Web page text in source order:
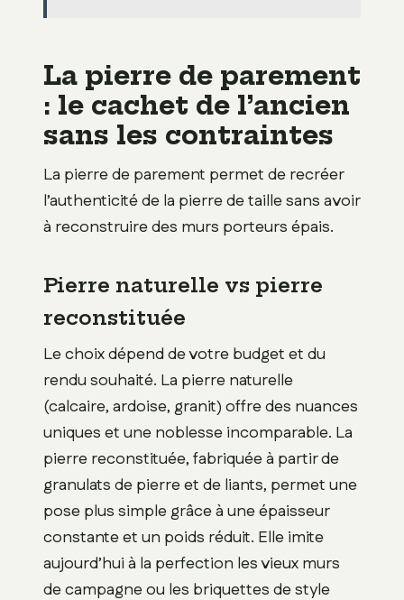
La pierre de parement
: le cachet de l’ancien
sans les contraintes
La pierre de parement permet de recréer
l’authenticité de la pierre de taille sans avoir
à reconstruire des murs porteurs épais.
Pierre naturelle vs pierre
reconstituée
Le choix dépend de votre budget et du
rendu souhaité. La pierre naturelle
(calcaire, ardoise, granit) offre des nuances
uniques et une noblesse incomparable. La
pierre reconstituée, fabriquée à partir de
granulats de pierre et de liants, permet une
pose plus simple grâce à une épaisseur
constante et un poids réduit. Elle imite
aujourd’hui à la perfection les vieux murs
de campagne ou les briquettes de style